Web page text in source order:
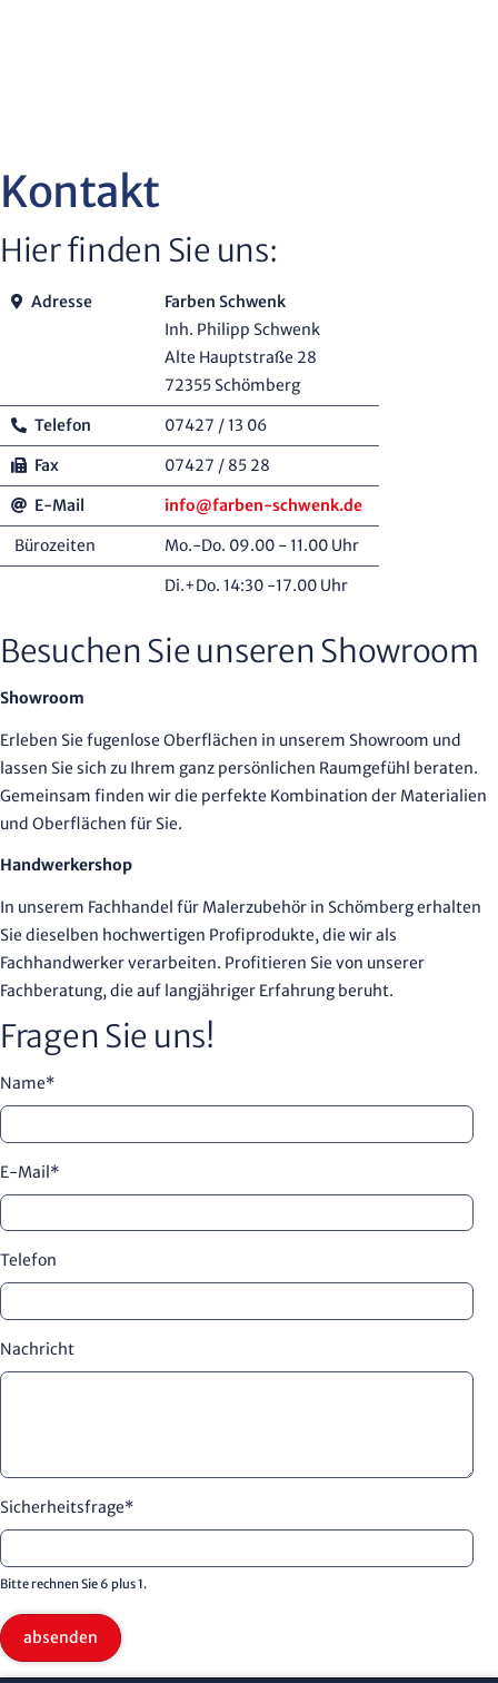
Kontakt
Hier finden Sie uns:
Adresse
Farben Schwenk
Inh. Philipp Schwenk
Alte Hauptstraße 28
72355 Schömberg
Telefon
07427 / 13 06
Fax
07427 / 85 28
E-Mail
info@farben-schwenk.de
Bürozeiten
Mo.-Do. 09.00 - 11.00 Uhr
Di.+Do. 14:30 -17.00 Uhr
Besuchen Sie unseren Showroom
Showroom
Erleben Sie fugenlose Oberflächen in unserem Showroom und
lassen Sie sich zu Ihrem ganz persönlichen Raumgefühl beraten.
Gemeinsam finden wir die perfekte Kombination der Materialien
und Oberflächen für Sie.
Handwerkershop
In unserem Fachhandel für Malerzubehör in Schömberg erhalten
Sie dieselben hochwertigen Profiprodukte, die wir als
Fachhandwerker verarbeiten. Profitieren Sie von unserer
Fachberatung, die auf langjähriger Erfahrung beruht.
Fragen Sie uns!
Name*
E-Mail*
Telefon
Nachricht
Sicherheitsfrage*
Bitte rechnen Sie 6 plus 1.
absenden